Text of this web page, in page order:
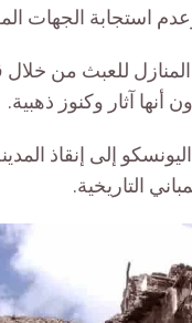
استجابة الجهات
المنازل للعبث من
أنها آثار وكنوز ذهبية.
إلى إنقاذ
التاريخية.